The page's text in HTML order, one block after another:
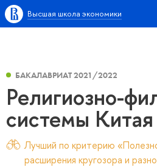
Высшая школа экономики
БАКАЛАВРИАТ 2021/2022
Религиозно-
системы Китая
Лучший по критерию
расширения кругозора и